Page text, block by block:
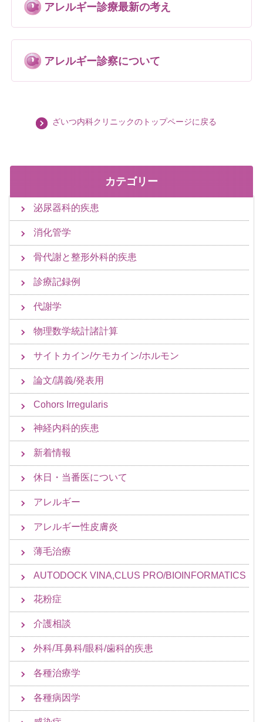
アレルギー診療最新の考え
アレルギー診察について
ざいつ内科クリニックのトップページに戻る
カテゴリー
泌尿器科的疾患
消化管学
骨代謝と整形外科的疾患
診療記録例
代謝学
物理数学統計諸計算
サイトカイン/ケモカイン/ホルモン
論文/講義/発表用
Cohors Irregularis
神経内科的疾患
新着情報
休日・当番医について
アレルギー
アレルギー性皮膚炎
薄毛治療
AUTODOCK VINA,CLUS PRO/BIOINFORMATICS
花粉症
介護相談
外科/耳鼻科/眼科/歯科的疾患
各種治療学
各種病因学